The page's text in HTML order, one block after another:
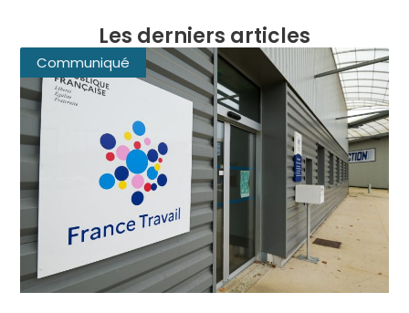
Communiqué
Les derniers articles